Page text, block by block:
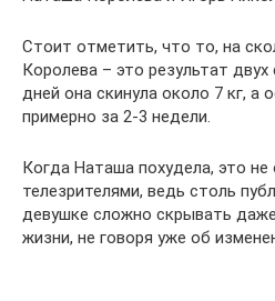
Стоит отметить, что то, на
Королева – это результат двух
дней она скинула около 7 кг, а
примерно за 2-3 недели.
Когда Наташа похудела, это
телезрителями, ведь столь
девушке сложно скрывать
жизни, не говоря уже об